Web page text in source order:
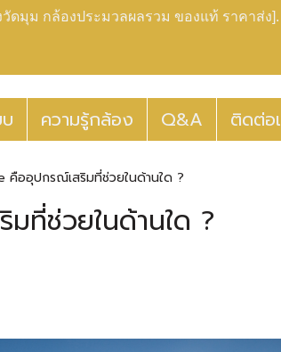
ดมุม กล้องประมวลผลรวม ของแท้ ราคาส่ง
ความรู้กล้อง Q&A ติดต่อ
คืออุปกรณ์เสริมที่ช่วยในด้านใด ?
ที่ช่วยในด้านใด ?